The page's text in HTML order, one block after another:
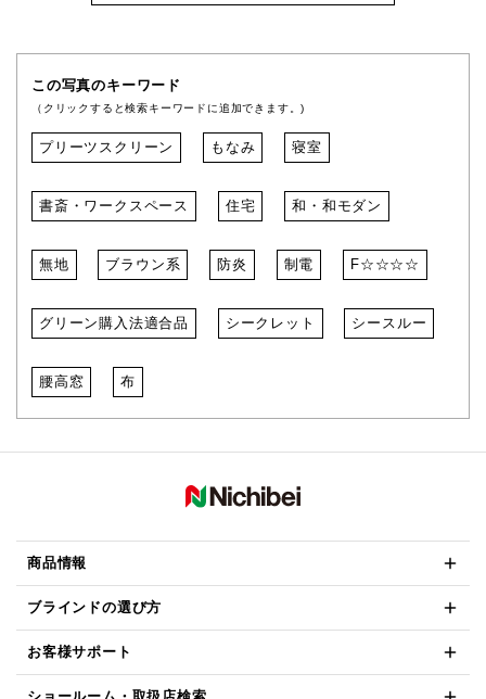
この写真のキーワード
（クリックすると検索キーワードに追加できます。)
プリーツスクリーン もなみ 寝室
書斎・ワークスペース 住宅 和・和モダン
無地 ブラウン系 防炎 制電 F☆☆☆☆
グリーン購入法適合品 シークレット シースルー
腰高窓 布
商品情報
ブラインドの選び方
お客様サポート